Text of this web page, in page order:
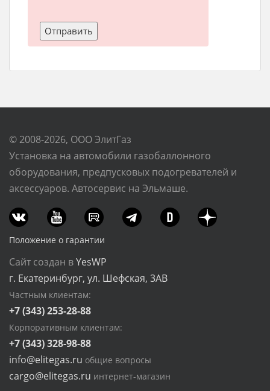
© 2008-2026, ООО ЭлитГаз
Установка на автомобили газобаллонного
оборудования, предпусковых подогревателей и
аксессуаров. Автосервис на Эльмаше.
Положение о гарантии
Сайт создан вYesWP
г. Екатеринбург, ул. Шефская, 3АВ
Частным клиентам:
+7 (343) 253-28-88
Корпоративным клиентам:
+7 (343) 328-98-88
info@elitegas.ru общие вопросы
cargo@elitegas.ru интернет-магазин